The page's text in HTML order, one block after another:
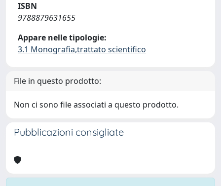
ISBN
9788879631655
Appare nelle tipologie:
3.1 Monografia,trattato scientifico
File in questo prodotto:
Non ci sono file associati a questo prodotto.
Pubblicazioni consigliate